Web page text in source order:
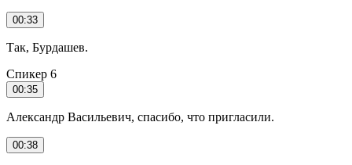
00:33
Так, Бурдашев.
Спикер 6
00:35
Александр Васильевич, спасибо, что пригласили.
00:38